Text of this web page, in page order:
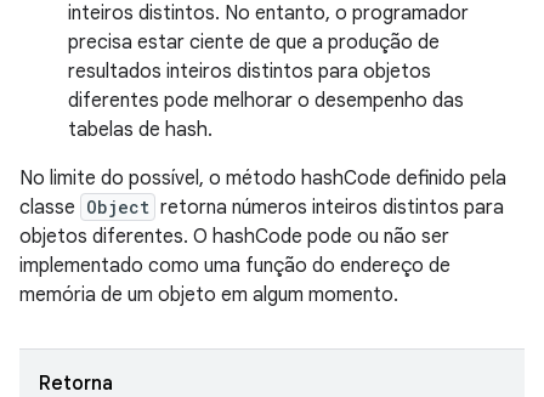
inteiros distintos. No entanto, o programador
precisa estar ciente de que a produção de
resultados inteiros distintos para objetos
diferentes pode melhorar o desempenho das
tabelas de hash.
No limite do possível, o método hashCode definido pela
classe Object retorna números inteiros distintos para
objetos diferentes. O hashCode pode ou não ser
implementado como uma função do endereço de
memória de um objeto em algum momento.
Retorna